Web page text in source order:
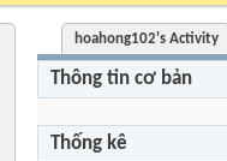
hoahong102's Activity
Thông tin cơ bản
Thống kê